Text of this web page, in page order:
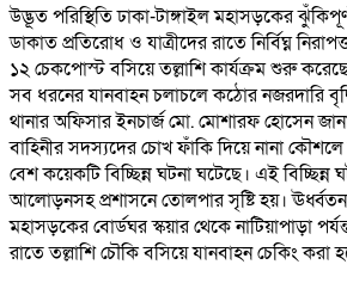
উদ্ভূত পরিস্থিতি ঢাকা-টাঙ্গাইল মহাসড়কের
ডাকাত প্রতিরোধ ও যাত্রীদের রাতে নির্বিঘ্ন
১২ চেকপোস্ট বসিয়ে তল্লাশি কার্যক্রম শুরু
সব ধরনের যানবাহন চলাচলে কঠোর নজরদারি
থানার অফিসার ইনচার্জ মো. মোশারফ হোসেন
বাহিনীর সদস্যদের চোখ ফাঁকি দিয়ে নানা
বেশ কয়েকটি বিচ্ছিন্ন ঘটনা ঘটেছে। এই বিচ্ছিন্ন
আলোড়নসহ প্রশাসনে তোলপার সৃষ্টি হয়। ঊর্ধ্বতন
মহাসড়কের বোর্ডঘর স্কয়ার থেকে নাটিয়াপাড়া
রাতে তল্লাশি চৌকি বসিয়ে যানবাহন চেকিং করা